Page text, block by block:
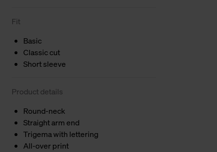
Fit
Basic
Classic cut
Short sleeve
Product details
Round-neck
Straight arm end
Trigema with lettering
All-over print